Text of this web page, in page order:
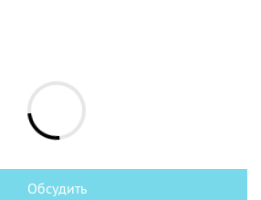
Обсудить